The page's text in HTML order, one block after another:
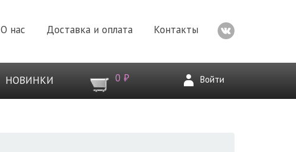
О нас Доставка и оплата Контакты
НОВИНКИ 0 ₽ Войти